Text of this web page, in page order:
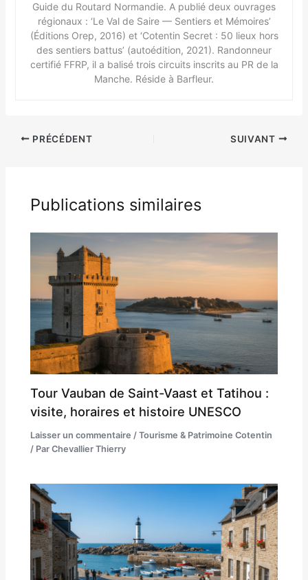
Guide du Routard Normandie. A publié deux ouvrages
régionaux : ‘Le Val de Saire — Sentiers et Mémoires’
(Éditions Orep, 2016) et ‘Cotentin Secret : 50 lieux hors
des sentiers battus’ (autoédition, 2021). Randonneur
certifié FFRP, il a balisé trois circuits inscrits au PR de la
Manche. Réside à Barfleur.
PRÉCÉDENT SUIVANT
Publications similaires
Tour Vauban de Saint-Vaast et Tatihou :
visite, horaires et histoire UNESCO
Laisser un commentaire /Tourisme & Patrimoine Cotentin
/ ParChevallier Thierry